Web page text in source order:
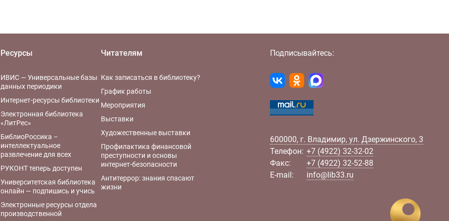
Ресурсы
ИВИС — Универсальные базы
данных периодики
Интернет-ресурсы библиотеки
Электронная библиотека
«ЛитРес»
БиблиоРоссика –
интеллектуальное
развлечение для всех
РУКОНТ теперь доступен
Университетская библиотека
онлайн — подпишись и учись
Электронные ресурсы отдела
производственной
Читателям
Как записаться в библиотеку?
График работы
Мероприятия
Выставки
Художественные выставки
Профилактика финансовой
преступности и основы
интернет-безопасности
Антитеррор: знания спасают
жизни
Подписывайтесь:
600000, г. Владимир, ул. Дзержинского, 3
Телефон: +7 (4922) 32-32-02
Факс:
+7 (4922) 32-52-88
E-mail:
info@lib33.ru